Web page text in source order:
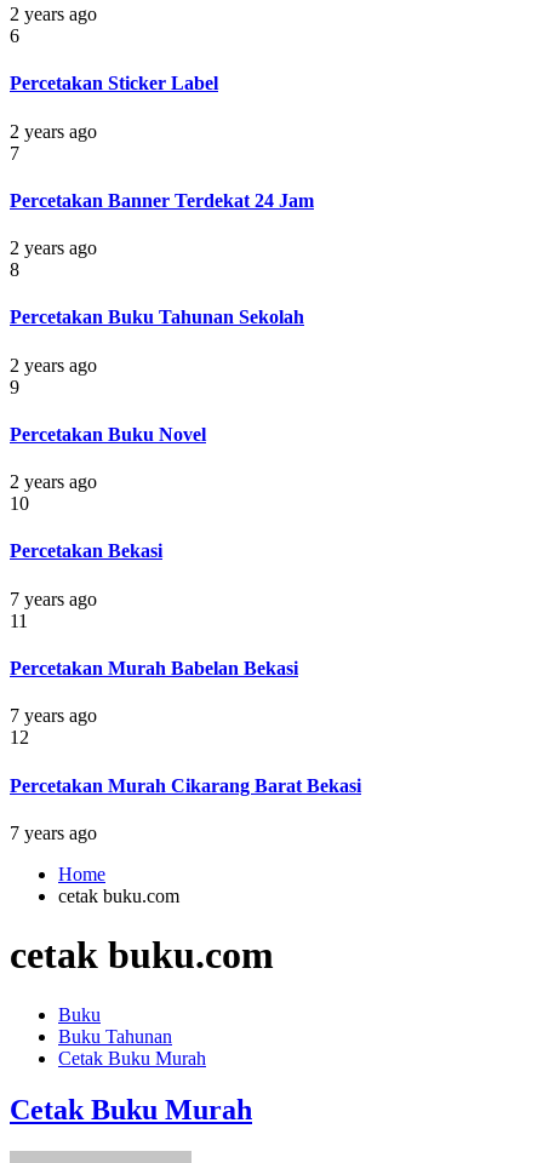
2 years ago
6
Percetakan Sticker Label
2 years ago
7
Percetakan Banner Terdekat 24 Jam
2 years ago
8
Percetakan Buku Tahunan Sekolah
2 years ago
9
Percetakan Buku Novel
2 years ago
10
Percetakan Bekasi
7 years ago
11
Percetakan Murah Babelan Bekasi
7 years ago
12
Percetakan Murah Cikarang Barat Bekasi
7 years ago
Home
cetak buku.com
cetak buku.com
Buku
Buku Tahunan
Cetak Buku Murah
Cetak Buku Murah